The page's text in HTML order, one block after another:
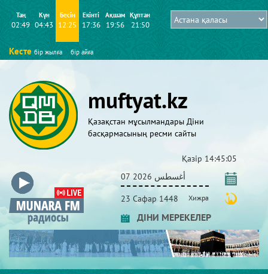
Таң
02:49
Күн
04:43
Бесін
12:25
Екінті
17:36
Ақшам
19:56
Құптан
21:50
Кесте бір жылға бір айға
muftyat.kz
Қазақстан мұсылмандары Діни
басқармасының ресми сайты
Қазір 14:45:05
07 أغسطس 2026
23 Сафар 1448 Хижра
ДІНИ МЕРЕКЕЛЕР